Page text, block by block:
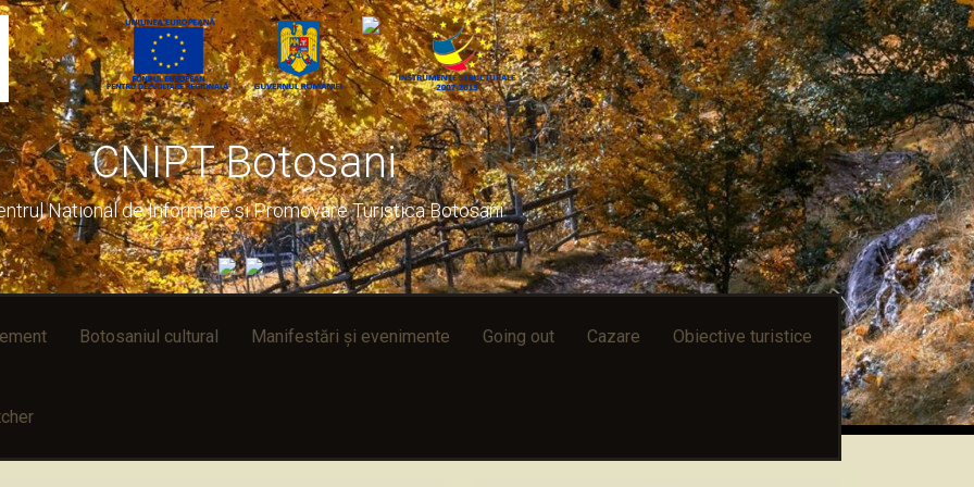
CNIPT Botosani
National de Informare si Promovare Turistica Botosani
Botosaniul cultural Manifestări și evenimente Going out Cazare Obiective turistice